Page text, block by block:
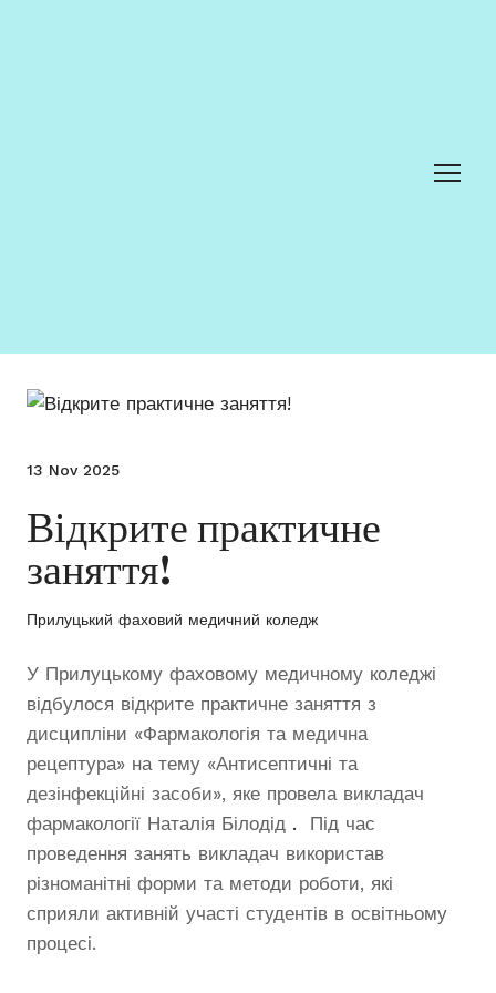
13 Nov 2025
Відкрите практичне
заняття!
Прилуцький фаховий медичний коледж
У Прилуцькому фаховому медичному коледжі
відбулося відкрите практичне заняття з
дисципліни «Фармакологія та медична
рецептура» на тему «Антисептичні та
дезінфекційні засоби», яке провела викладач
фармакології Наталія Білодід . Під час
проведення занять викладач використав
різноманітні форми та методи роботи, які
сприяли активній участі студентів в освітньому
процесі.